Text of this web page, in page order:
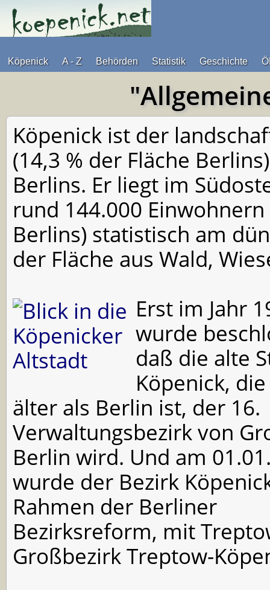
Köpenick A - Z Behörden Statistik Geschichte
Köpenick ist der
(14,3 % der Fläche
Berlins. Er liegt im
rund 144.000
Berlins) statistisch am
der Fläche aus Wald,
Erst im Jahr
wurde
daß die alte
Köpenick,
älter als Berlin ist, der 16.
Verwaltungsbezirk von
Berlin wird. Und am
wurde der Bezirk
Rahmen der Berliner
Bezirksreform, mit
Großbezirk Treptow-